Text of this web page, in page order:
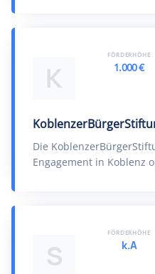
K
Die
Engagement in Koblenz
FÖRDERHÖHE
1.000 €
S
FÖRDERHÖHE
k.A